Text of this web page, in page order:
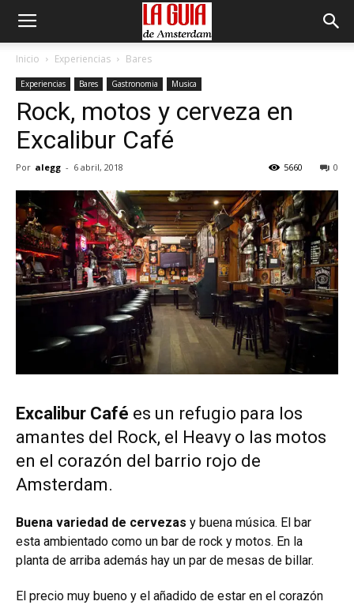
Inicio Experiencias Bares
Experiencias Bares Gastronomia Musica
Rock, motos y cerveza en
Excalibur Café
Por alegg - 6 abril, 2018 0
5660
Excalibur Café es un refugio para los
amantes del Rock, el Heavy o las motos
en el corazón del barrio rojo de
Amsterdam.
Buena variedad de cervezas y buena música. El bar
esta ambientado como un bar de rock y motos. En la
planta de arriba además hay un par de mesas de billar.
El precio muy bueno y el añadido de estar en el corazón